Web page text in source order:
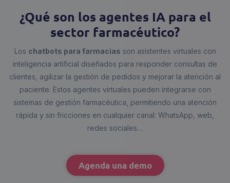
¿Qué son los agentes IA para el
sector farmacéutico?
Los chatbots para farmacias son asistentes virtuales con
inteligencia artificial diseñados para responder consultas de
clientes, agilizar la gestión de pedidos y mejorar la atención al
paciente. Estos agentes virtuales pueden integrarse con
sistemas de gestión farmacéutica, permitiendo una atención
rápida y sin fricciones en cualquier canal: WhatsApp, web,
redes sociales…
Agenda una demo